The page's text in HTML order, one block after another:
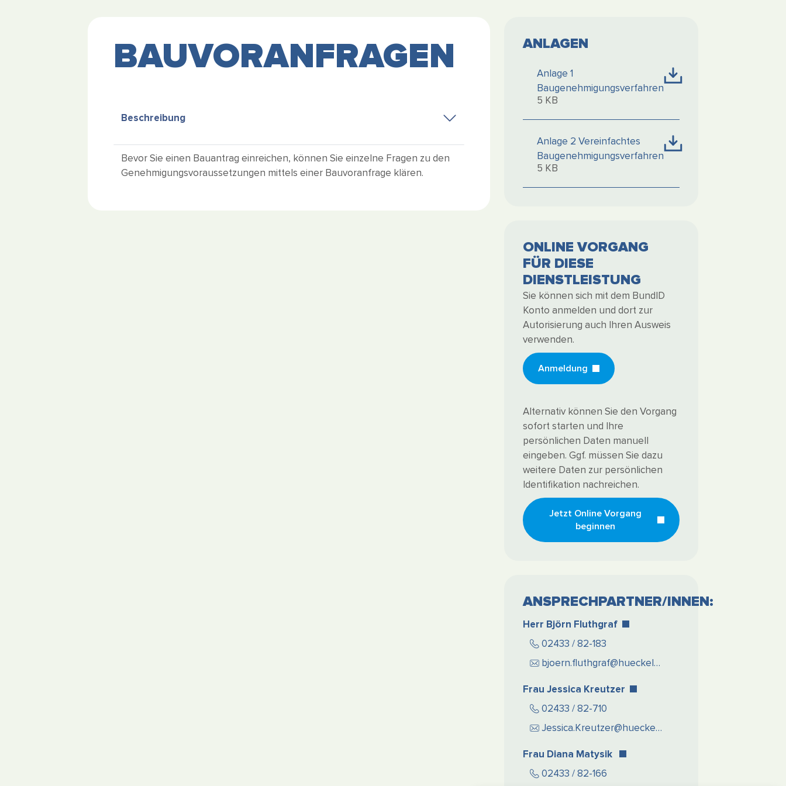
BAUVORANFRAGEN
Beschreibung
Bevor Sie einen Bauantrag einreichen, können Sie einzelne Fragen zu den
Genehmigungsvoraussetzungen mittels einer Bauvoranfrage klären.
ANLAGEN
Anlage 1
Baugenehmigungsverfahren
5 KB
Anlage 2 Vereinfachtes
Baugenehmigungsverfahren
5 KB
ONLINE VORGANG
FÜR DIESE
DIENSTLEISTUNG
Sie können sich mit dem BundID
Konto anmelden und dort zur
Autorisierung auch Ihren Ausweis
verwenden.
Anmeldung
Alternativ können Sie den Vorgang
sofort starten und Ihre
persönlichen Daten manuell
eingeben. Ggf. müssen Sie dazu
weitere Daten zur persönlichen
Identifikation nachreichen.
Jetzt Online Vorgang
beginnen
ANSPRECHPARTNER/INNEN:
Herr Björn Fluthgraf
02433 / 82-183
bjoern.fluthgraf@hueckelhoven.de
Frau Jessica Kreutzer
02433 / 82-710
Jessica.Kreutzer@hueckelhoven.de
Frau Diana Matysik
02433 / 82-166